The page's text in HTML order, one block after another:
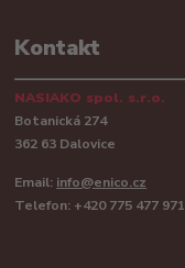
Kontakt
NASIAKO spol. s.r.o.
Botanická 274
362 63 Dalovice
Email: info@enico.cz
Telefon: +420 775 477 971